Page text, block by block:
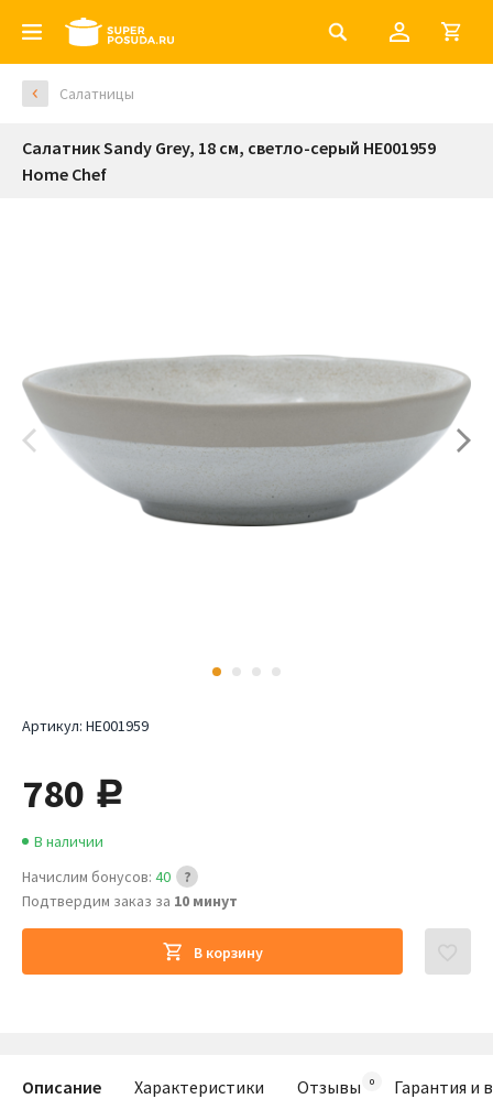
Салатницы
Салатник Sandy Grey, 18 см, светло-серый HE001959
Home Chef
Артикул: HE001959
780 руб.
Начислим бонусов: 40
Подтвердим заказ за 10 минут
В наличии
В корзину
Описание Характеристики Отзывы Гарантия и